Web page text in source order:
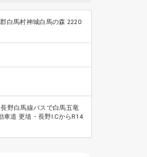
白馬村神城白馬の森 2220
野白馬線バスで白馬五竜
道 更埴・長野I.CからR14